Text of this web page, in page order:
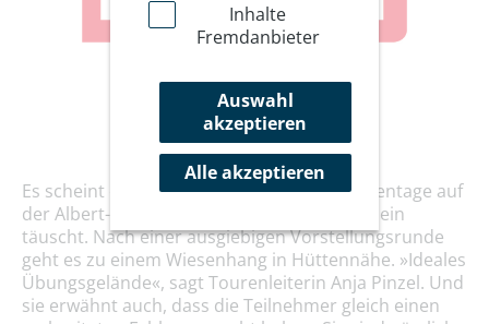
Es scheint ein gemütlicher Start in die Tourentage auf
der Albert-Link-Hütte zu sein – aber der Schein
täuscht. Nach einer ausgiebigen Vorstellungsrunde
geht es zu einem Wiesenhang in Hüttennähe. »Ideales
Übungsgelände«, sagt Tourenleiterin Anja Pinzel. Und
sie erwähnt auch, dass die Teilnehmer gleich einen
Inhalte
Fremdanbieter
Auswahl
akzeptieren
Alle akzeptieren